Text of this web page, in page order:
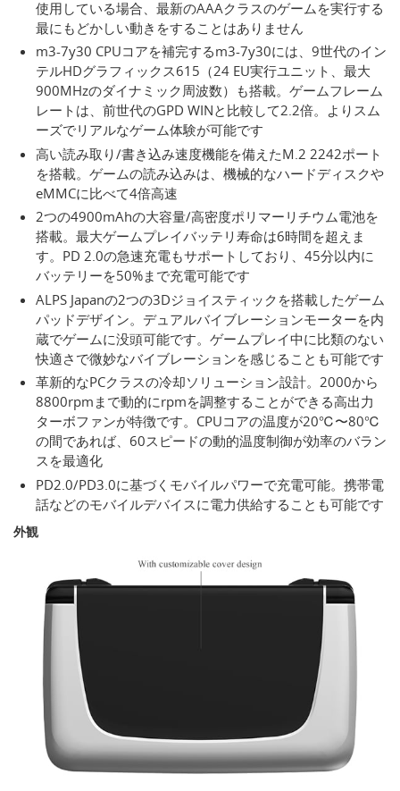
使用している場合、最新のAAAクラスのゲームを実行する
最にもどかしい動きをすることはありません
m3-7y30 CPUコアを補完するm3-7y30には、9世代のイン
テルHDグラフィックス615（24 EU実行ユニット、最大
900MHzのダイナミック周波数）も搭載。ゲームフレーム
レートは、前世代のGPD WINと比較して2.2倍。よりスム
ーズでリアルなゲーム体験が可能です
高い読み取り/書き込み速度機能を備えたM.2 2242ポート
を搭載。ゲームの読み込みは、機械的なハードディスクや
eMMCに比べて4倍高速
2つの4900mAhの大容量/高密度ポリマーリチウム電池を
搭載。最大ゲームプレイバッテリ寿命は6時間を超えま
す。PD 2.0の急速充電もサポートしており、45分以内に
バッテリーを50%まで充電可能です
ALPS Japanの2つの3Dジョイスティックを搭載したゲーム
パッドデザイン。デュアルバイブレーションモーターを内
蔵でゲームに没頭可能です。ゲームプレイ中に比類のない
快適さで微妙なバイブレーションを感じることも可能です
革新的なPCクラスの冷却ソリューション設計。2000から
8800rpmまで動的にrpmを調整することができる高出力
ターボファンが特徴です。CPUコアの温度が20℃〜80℃
の間であれば、60スピードの動的温度制御が効率のバラン
スを最適化
PD2.0/PD3.0に基づくモバイルパワーで充電可能。携帯電
話などのモバイルデバイスに電力供給することも可能です
外観